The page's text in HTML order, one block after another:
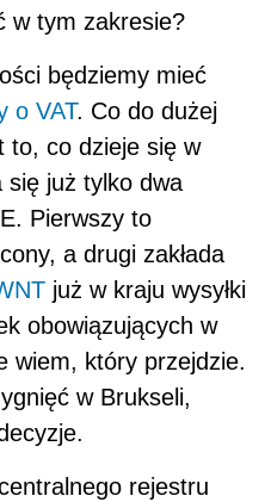
w tym zakresie?
będziemy mieć
o VAT. Co do dużej
to, co dzieje się w
się już tylko dwa
Pierwszy to
a drugi zakłada
już w kraju wysyłki
obowiązujących w
wiem, który przejdzie.
w Brukseli,
rejestru